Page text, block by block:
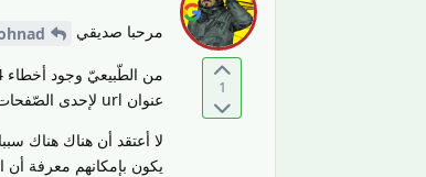
1
مرحبا صديقي
عنوان url لإحدى الصّفحات بشكل غير صحيح.
يكون بإمكانهم معرفة